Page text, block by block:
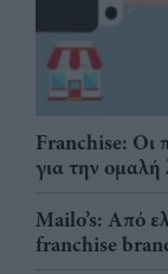
Franchise: Οι
για την ομαλή
Mailo’s: Από
franchise